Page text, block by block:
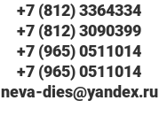
+7 (812) 3364334
+7 (812) 3090399
+7 (965) 0511014
+7 (965) 0511014
neva-dies@yandex.ru